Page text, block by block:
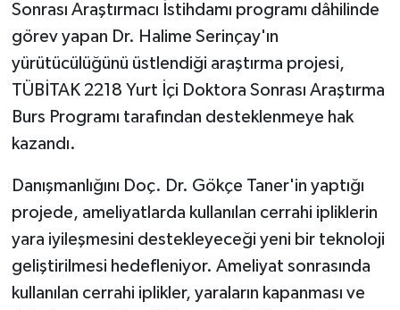
Sonrası Araştırmacı İstihdamı programı dâhilinde
görev yapan Dr. Halime Serinçay'ın
yürütücülüğünü üstlendiği araştırma projesi,
TÜBİTAK 2218 Yurt İçi Doktora Sonrası Araştırma
Burs Programı tarafından desteklenmeye hak
kazandı.
Danışmanlığını Doç. Dr. Gökçe Taner'in yaptığı
projede, ameliyatlarda kullanılan cerrahi ipliklerin
yara iyileşmesini destekleyeceği yeni bir teknoloji
geliştirilmesi hedefleniyor. Ameliyat sonrasında
kullanılan cerrahi iplikler, yaraların kapanması ve